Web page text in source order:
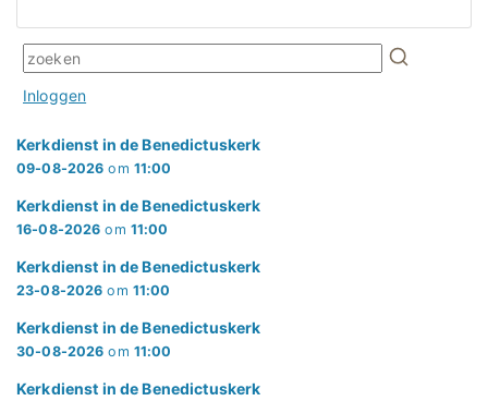
Inloggen
Kerkdienst in de Benedictuskerk
09-08-2026 om 11:00
Kerkdienst in de Benedictuskerk
16-08-2026 om 11:00
Kerkdienst in de Benedictuskerk
23-08-2026 om 11:00
Kerkdienst in de Benedictuskerk
30-08-2026 om 11:00
Kerkdienst in de Benedictuskerk